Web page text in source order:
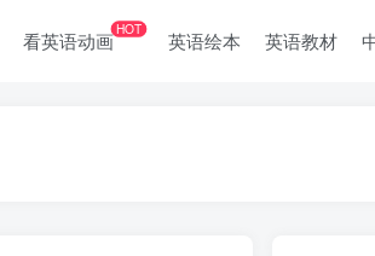
看英语动画HOT 英语绘本 英语教材